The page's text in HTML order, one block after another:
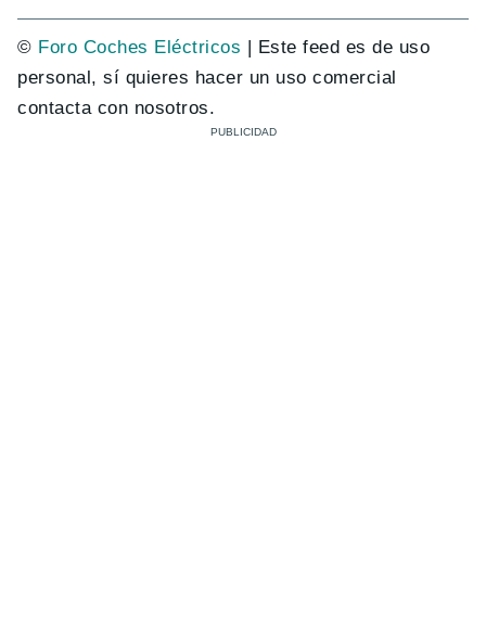
© Foro Coches Eléctricos | Este feed es de uso
personal, sí quieres hacer un uso comercial
contacta con nosotros.